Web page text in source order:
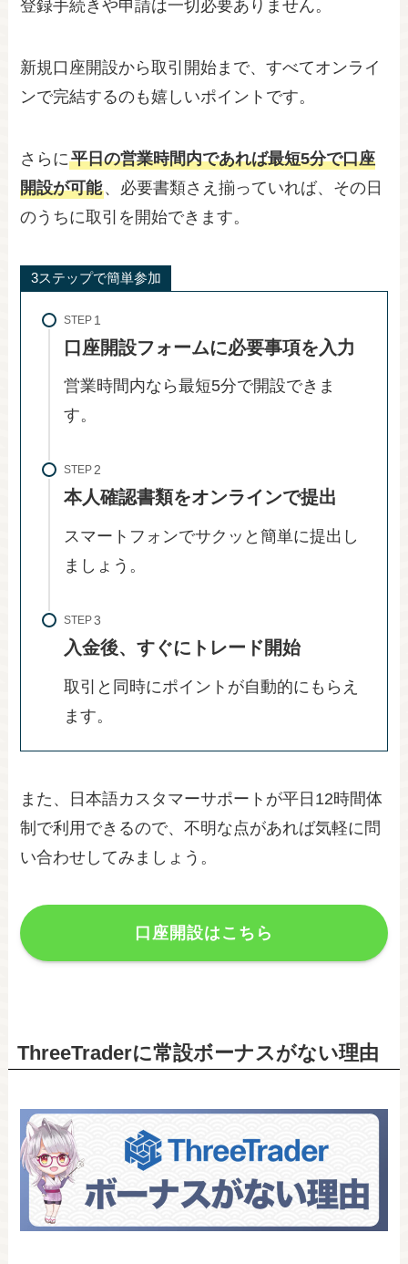
登録手続きや申請は一切必要ありません。
新規口座開設から取引開始まで、すべてオンライ
ンで完結するのも嬉しいポイントです。
さらに平日の営業時間内であれば最短5分で口座
開設が可能、必要書類さえ揃っていれば、その日
のうちに取引を開始できます。
3ステップで簡単参加
STEP
口座開設フォームに必要事項を入力
営業時間内なら最短5分で開設できま
す。
STEP
本人確認書類をオンラインで提出
スマートフォンでサクッと簡単に提出し
ましょう。
STEP
入金後、すぐにトレード開始
取引と同時にポイントが自動的にもらえ
ます。
また、日本語カスタマーサポートが平日12時間体
制で利用できるので、不明な点があれば気軽に問
い合わせしてみましょう。
口座開設はこちら
ThreeTraderに常設ボーナスがない理由